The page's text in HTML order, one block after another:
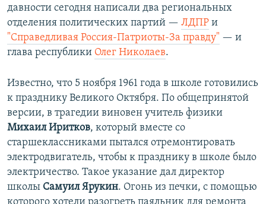
давности сегодня написали два региональных
отделения политических партий — ЛДПР и
"Справедливая Россия-Патриоты-За правду" — и
глава республики Олег Николаев.
Известно, что 5 ноября 1961 года в школе готовились
к празднику Великого Октября. По общепринятой
версии, в трагедии виновен учитель физики
Михаил Иритков, который вместе со
старшеклассниками пытался отремонтировать
электродвигатель, чтобы к празднику в школе было
электричество. Такое указание дал директор
школы Самуил Ярукин. Огонь из печки, с помощью